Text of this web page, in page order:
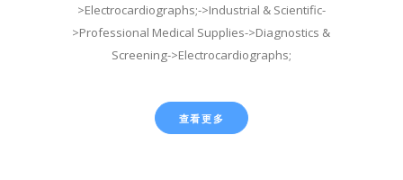
>Electrocardiographs;->Industrial & Scientific-
>Professional Medical Supplies->Diagnostics &
Screening->Electrocardiographs;
查看更多